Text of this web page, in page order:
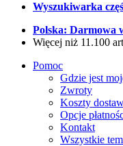
Wyszukiwarka
Polska: Darmowa
Więcej niż 11.100
Pomoc
Gdzie jest
Zwroty
Koszty
Opcje
Kontakt
Wszystkie